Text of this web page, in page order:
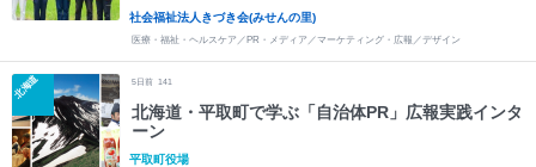
社会福祉法人きづき会(みせんの里)
医療・福祉・ヘルスケア／PR・メディア／マーケティング・広報／デザイン
北海道 5 日前 141
北海道・平取町で学ぶ「自治体PR」広報実践インタ
ーン
平取町役場